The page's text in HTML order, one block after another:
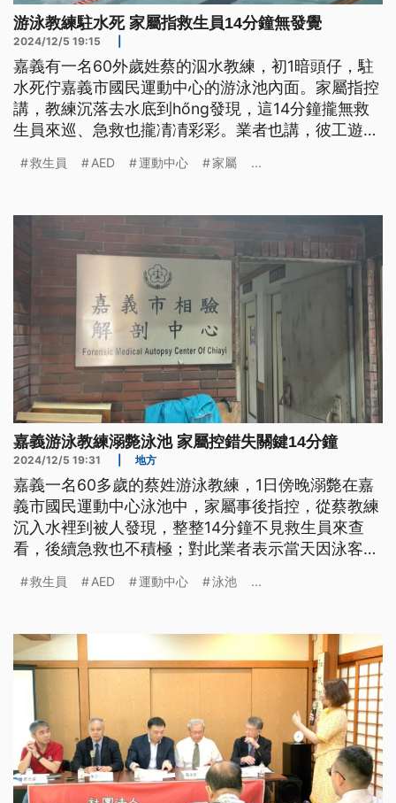
游泳教練駐水死 家屬指救生員14分鐘無發覺
2024/12/5 19:15
嘉義有一名60外歲姓蔡的泅水教練，初1暗頭仔，駐
水死佇嘉義市國民運動中心的游泳池內面。家屬指控
講，教練沉落去水底到hőng發現，這14分鐘攏無救
生員來巡、急救也攏凊凊彩彩。業者也講，彼工遊客
題、導言為臺語文）
救生員 AED 運動中心 家屬 ...
嘉義游泳教練溺斃泳池 家屬控錯失關鍵14分鐘
2024/12/5 19:31 地方
嘉義一名60多歲的蔡姓游泳教練，1日傍晚溺斃在嘉
義市國民運動中心泳池中，家屬事後指控，從蔡教練
沉入水裡到被人發現，整整14分鐘不見救生員來查
看，後續急救也不積極；對此業者表示當天因泳客較
釐清確切死因，及是否有人為疏失。
救生員 AED 運動中心 泳池 ...